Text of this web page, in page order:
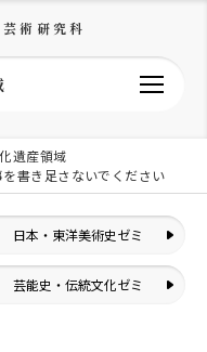
術研究科
遺産領域
書き足さないでください
日本・東洋美術史ゼミ
芸能史・伝統文化ゼミ